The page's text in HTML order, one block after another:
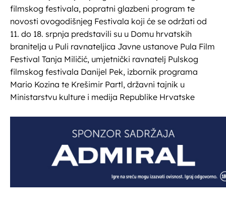
filmskog festivala, popratni glazbeni program te
novosti ovogodišnjeg Festivala koji će se održati od
11. do 18. srpnja predstavili su u Domu hrvatskih
branitelja u Puli ravnateljica Javne ustanove Pula Film
Festival Tanja Miličić, umjetnički ravnatelj Pulskog
filmskog festivala Danijel Pek, izbornik programa
Mario Kozina te Krešimir Partl, državni tajnik u
Ministarstvu kulture i medija Republike Hrvatske